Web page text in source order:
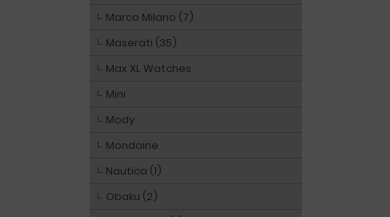
Marco Milano (7)
Maserati (35)
Max XL Watches
Mini
Mody
Mondaine
Nautica (1)
Obaku (2)